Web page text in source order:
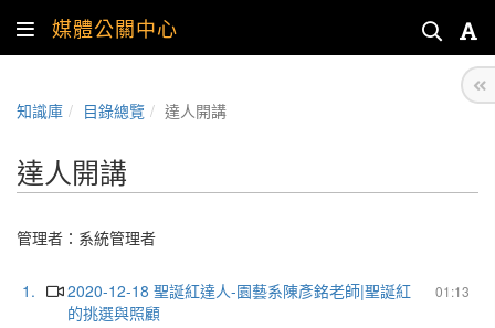
媒體公關中心
知識庫 目錄總覽 達人開講
達人開講
管理者： 系統管理者
1. 01:13
2020-12-18 聖誕紅達人-園藝系陳彥銘老師|聖誕紅
的挑選與照顧